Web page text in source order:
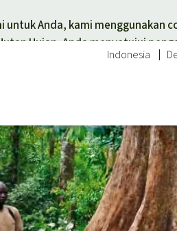
Anda, kami menggunakan
Hujan, Anda menyetujui
Indonesia
Donasi untuk
Asia Tenggara
Afrika
Amerika Latin